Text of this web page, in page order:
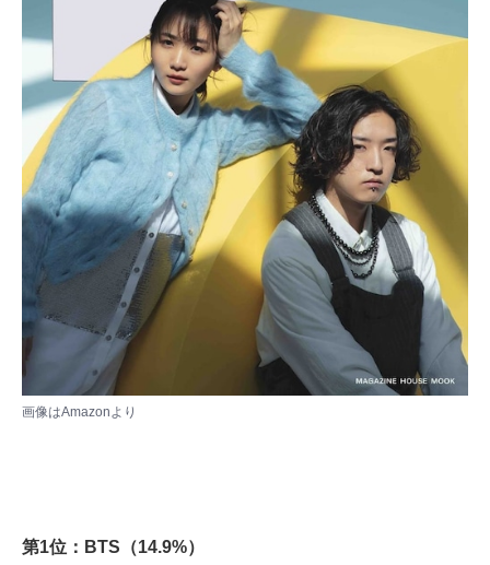
画像はAmazonより
第1位：BTS（14.9%）